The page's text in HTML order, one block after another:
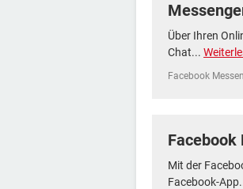
Über Ihren
Chat...
Facebook
Facebook
Mit der
Facebook-